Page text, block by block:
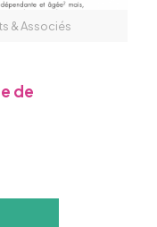
& Associés
de